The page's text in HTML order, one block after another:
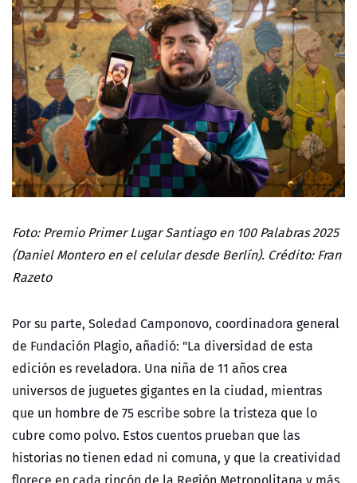
Foto: Premio Primer Lugar Santiago en 100 Palabras 2025
(Daniel Montero en el celular desde Berlín). Crédito: Fran
Razeto
Por su parte, Soledad Camponovo, coordinadora general
de Fundación Plagio, añadió: "La diversidad de esta
edición es reveladora. Una niña de 11 años crea
universos de juguetes gigantes en la ciudad, mientras
que un hombre de 75 escribe sobre la tristeza que lo
cubre como polvo. Estos cuentos prueban que las
historias no tienen edad ni comuna, y que la creatividad